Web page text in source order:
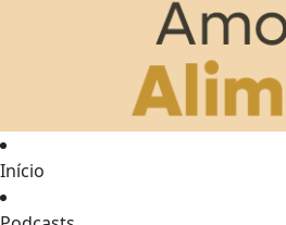
Início